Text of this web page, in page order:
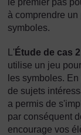
le premier pas
à comprendre
symboles.
L' Étude de cas 2
utilise un jeu
les symboles.
de sujets
a permis de
par conséquent
encourage vos